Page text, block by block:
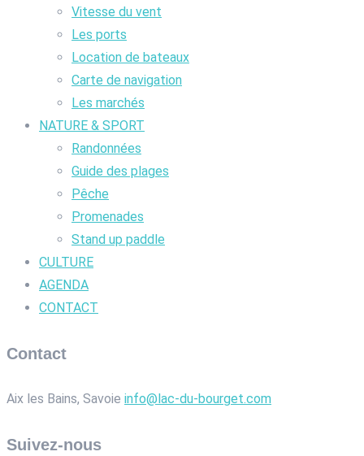
Vitesse du vent
Les ports
Location de bateaux
Carte de navigation
Les marchés
NATURE & SPORT
Randonnées
Guide des plages
Pêche
Promenades
Stand up paddle
CULTURE
AGENDA
CONTACT
Contact
Aix les Bains, Savoie info@lac-du-bourget.com
Suivez-nous